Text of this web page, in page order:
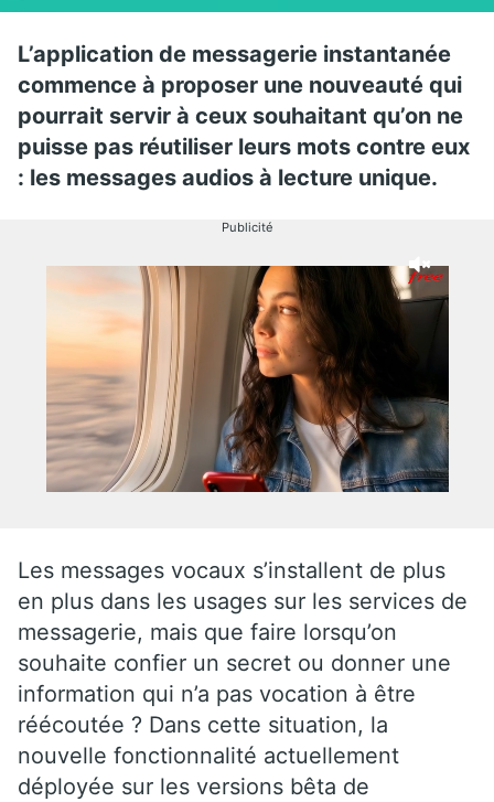
L’application de messagerie instantanée
commence à proposer une nouveauté qui
pourrait servir à ceux souhaitant qu’on ne
puisse pas réutiliser leurs mots contre eux
: les messages audios à lecture unique.
Publicité
Les messages vocaux s’installent de plus
en plus dans les usages sur les services de
messagerie, mais que faire lorsqu’on
souhaite confier un secret ou donner une
information qui n’a pas vocation à être
réécoutée ? Dans cette situation, la
nouvelle fonctionnalité actuellement
déployée sur les versions bêta de